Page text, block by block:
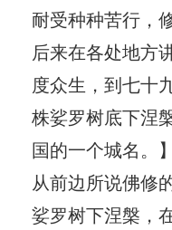
耐受种种苦行，
后来在各处地方
度众生，到七十
株娑罗树底下涅
国的一个城名。
从前边所说佛修
娑罗树下涅槃，